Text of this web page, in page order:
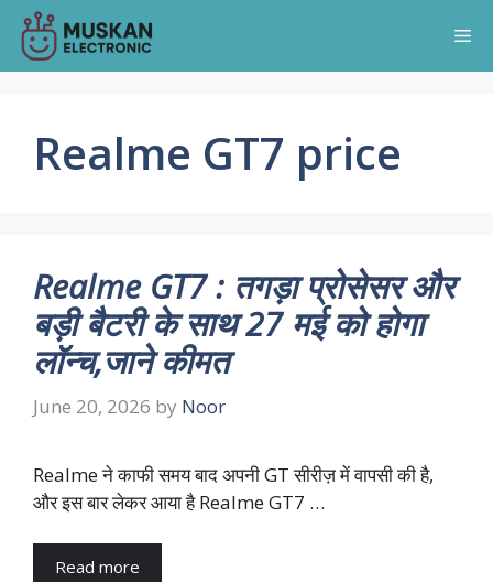
Skip
content
Realme GT7 price
Realme GT7 : तगड़ा प्रोसेसर और
बड़ी बैटरी के साथ 27 मई को होगा
लॉन्च,जाने कीमत
June 20, 2026 by Noor
Realme ने काफी समय बाद अपनी GT सीरीज़ में वापसी की है,
और इस बार लेकर आया है Realme GT7 …
Read more